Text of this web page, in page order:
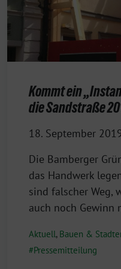
Kommt ein
die Sandstraße
18. September
Die Bamberger
das Handwerk
sind falscher Weg,
auch noch Gewinn
Aktuell, Bauen &
Pressemitteilung